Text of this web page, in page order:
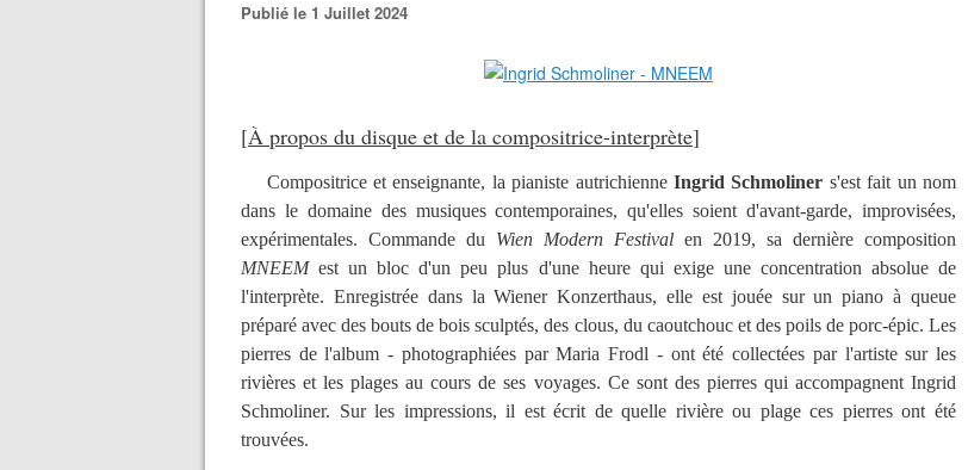
Publié le 1 Juillet 2024
[À propos du disque et de la compositrice-interprète]
Compositrice et enseignante, la pianiste autrichienne Ingrid Schmoliner s'est fait un nom
dans le domaine des musiques contemporaines, qu'elles soient d'avant-garde, improvisées,
expérimentales. Commande du Wien Modern Festival en 2019, sa dernière composition
MNEEMest un bloc d'un peu plus d'une heure qui exige une concentration absolue de
l'interprète. Enregistrée dans la Wiener Konzerthaus, elle est jouée sur un piano à queue
préparé avec des bouts de bois sculptés, des clous, du caoutchouc et des poils de porc-épic. Les
pierres de l'album - photographiées par Maria Frodl - ont été collectées par l'artiste sur les
rivières et les plages au cours de ses voyages. Ce sont des pierres qui accompagnent Ingrid
Schmoliner. Sur les impressions, il est écrit de quelle rivière ou plage ces pierres ont été
trouvées.